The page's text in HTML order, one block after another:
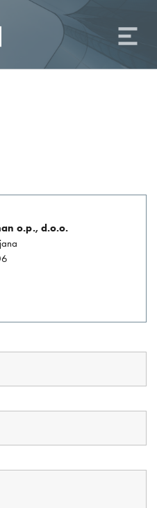
o.p., d.o.o.
o.p., d.o.o.